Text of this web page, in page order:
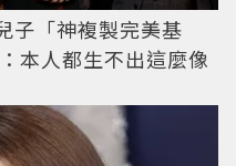
子「神複製完美基
本人都生不出這麼像